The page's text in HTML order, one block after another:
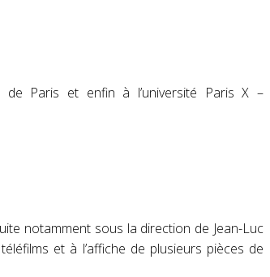
de Paris et enfin à l’université Paris X –
notamment sous la direction de Jean-Luc
et à l’affiche de plusieurs pièces de